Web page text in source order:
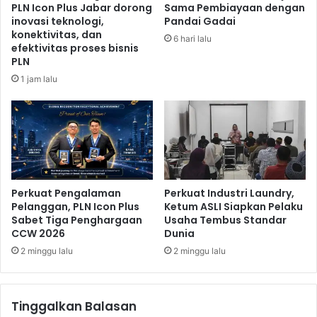
k
e
J
i
a
s
r
a
y
a
i
S
u
p
e
P
r
i
o
r
i
t
a
s
d
i
u
k
PLN Icon Plus Jabar dorong
inovasi teknologi,
konektivitas, dan
efektivitas proses bisnis
PLN
1 jam lalu
Sama Pembiayaan dengan
Pandai Gadai
6 hari lalu
Perkuat Pengalaman
Pelanggan, PLN Icon Plus
Sabet Tiga Penghargaan
CCW 2026
2 minggu lalu
Perkuat Industri Laundry,
Ketum ASLI Siapkan Pelaku
Usaha Tembus Standar
Dunia
2 minggu lalu
Tinggalkan Balasan